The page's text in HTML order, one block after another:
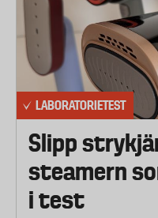
LABORATORIETEST
Slipp
steamern
i test